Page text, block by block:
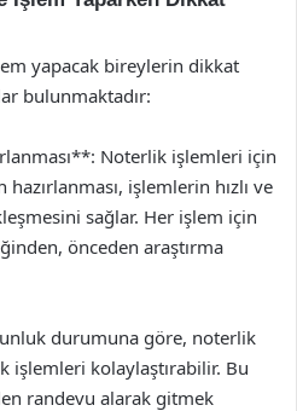
yapacak bireylerin dikkat
bulunmaktadır:
Noterlik işlemleri için
işlemlerin hızlı ve
sağlar. Her işlem için
önceden araştırma
durumuna göre, noterlik
işlemleri kolaylaştırabilir. Bu
randevu alarak gitmek